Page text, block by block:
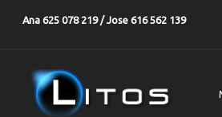
Ana 625 078 219 / Jose 616 562 139